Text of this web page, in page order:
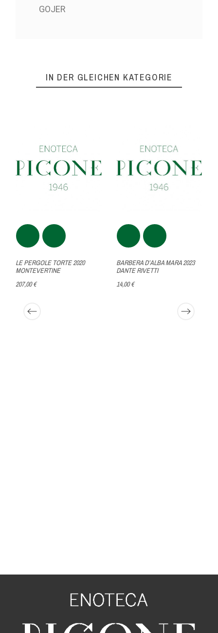
GOJER
IN DER GLEICHEN KATEGORIE
LE PERGOLE TORTE 2020
MONTEVERTINE
207,00 €
BARBERA D’ALBA MARA 2023
DANTE RIVETTI
14,00 €